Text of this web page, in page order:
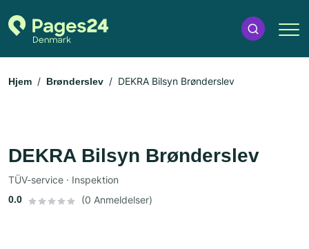
Hjem Brønderslev DEKRA Bilsyn Brønderslev
DEKRA Bilsyn Brønderslev
TÜV-service · Inspektion
0.0 (0 Anmeldelser)